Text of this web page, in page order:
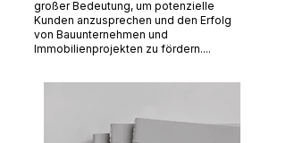
großer Bedeutung, um potenzielle
Kunden anzusprechen und den Erfolg
von Bauunternehmen und
Immobilienprojekten zu fördern....